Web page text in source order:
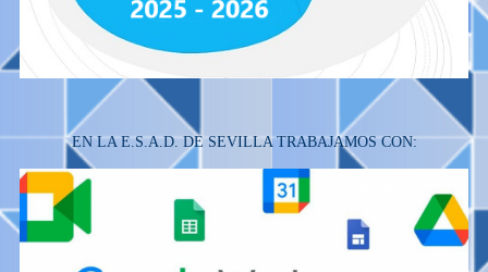
EN LA E.S.A.D. DE SEVILLA TRABAJAMOS CON: